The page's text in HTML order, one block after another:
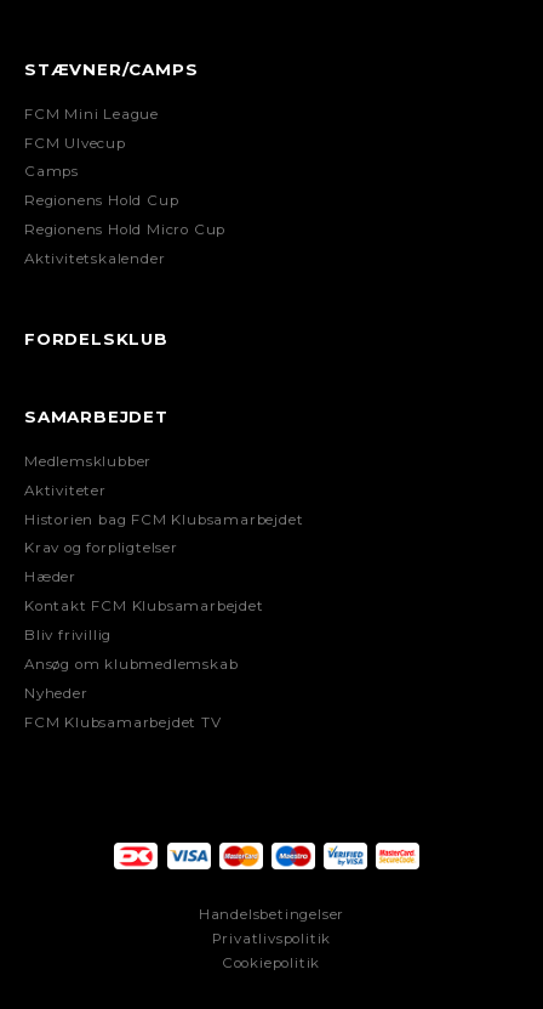
STÆVNER/CAMPS
FCM Mini League
FCM Ulvecup
Camps
Regionens Hold Cup
Regionens Hold Micro Cup
Aktivitetskalender
FORDELSKLUB
SAMARBEJDET
Medlemsklubber
Aktiviteter
Historien bag FCM Klubsamarbejdet
Krav og forpligtelser
Hæder
Kontakt FCM Klubsamarbejdet
Bliv frivillig
Ansøg om klubmedlemskab
Nyheder
FCM Klubsamarbejdet TV
Handelsbetingelser
Privatlivspolitik
Cookiepolitik